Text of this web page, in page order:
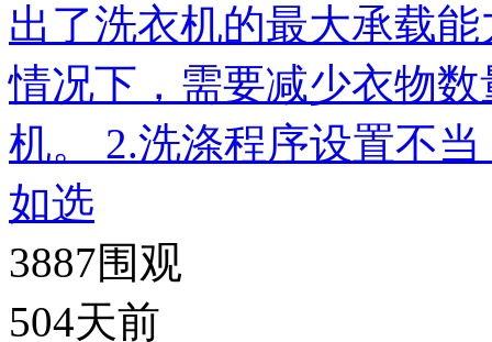
出了洗衣机的最大承载
情况下，需要减少衣物
机。 2.洗涤程序设置不
如选
3887围观
504天前